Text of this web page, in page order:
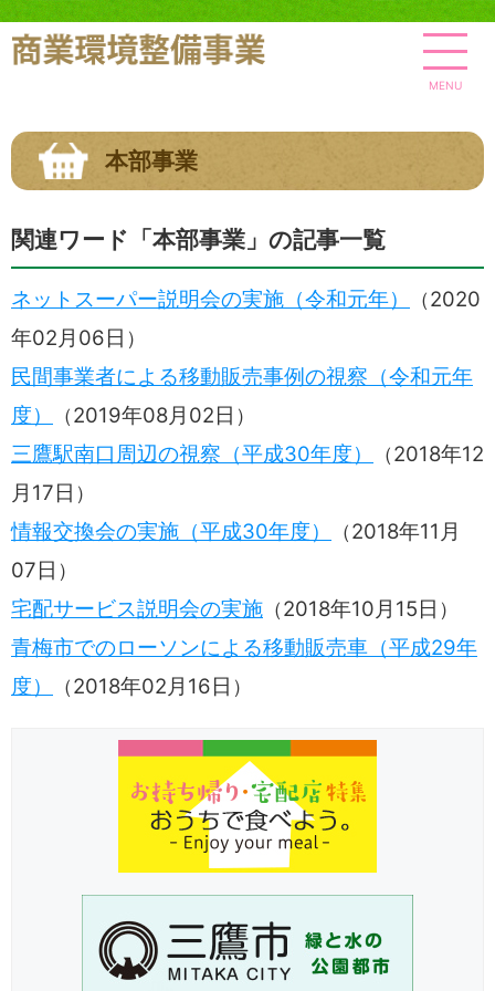
MENU
本部事業
関連ワード「本部事業」の記事一覧
ネットスーパー説明会の実施（令和元年） （2020
年02月06日 ）
民間事業者による移動販売事例の視察（令和元年
度）
（2019年08月02日 ）
三鷹駅南口周辺の視察（平成30年度）
（2018年12
月17日 ）
情報交換会の実施（平成30年度）
（2018年11月
07日 ）
宅配サービス説明会の実施 （2018年10月15日 ）
青梅市でのローソンによる移動販売車（平成29年
度）
（2018年02月16日 ）